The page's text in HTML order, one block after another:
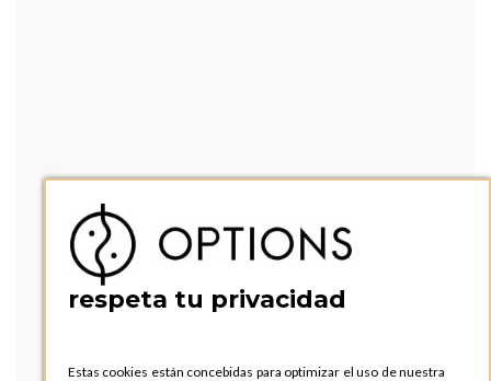
respeta tu privacidad
Estas cookies están concebidas para optimizar el uso de nuestra